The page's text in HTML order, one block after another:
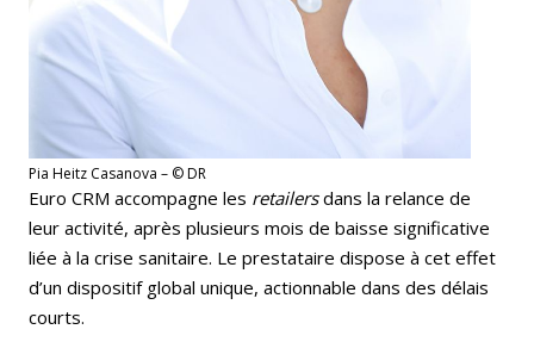
Pia Heitz Casanova – © DR
Euro CRM accompagne les retailersdans la relance de
leur activité, après plusieurs mois de baisse significative
liée à la crise sanitaire. Le prestataire dispose à cet effet
d’un dispositif global unique, actionnable dans des délais
courts.